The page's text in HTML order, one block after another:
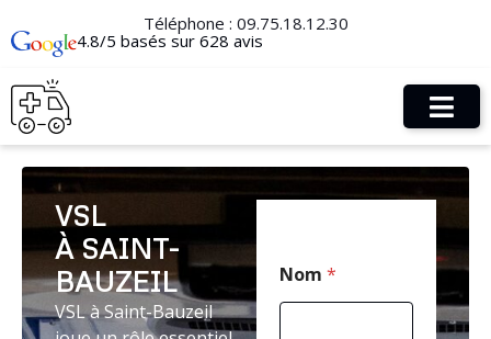
Téléphone : 09.75.18.12.30
4.8/5 basés sur 628 avis
VSL
À SAINT-
BAUZEIL
VSL à Saint-Bauzeil
Nom *